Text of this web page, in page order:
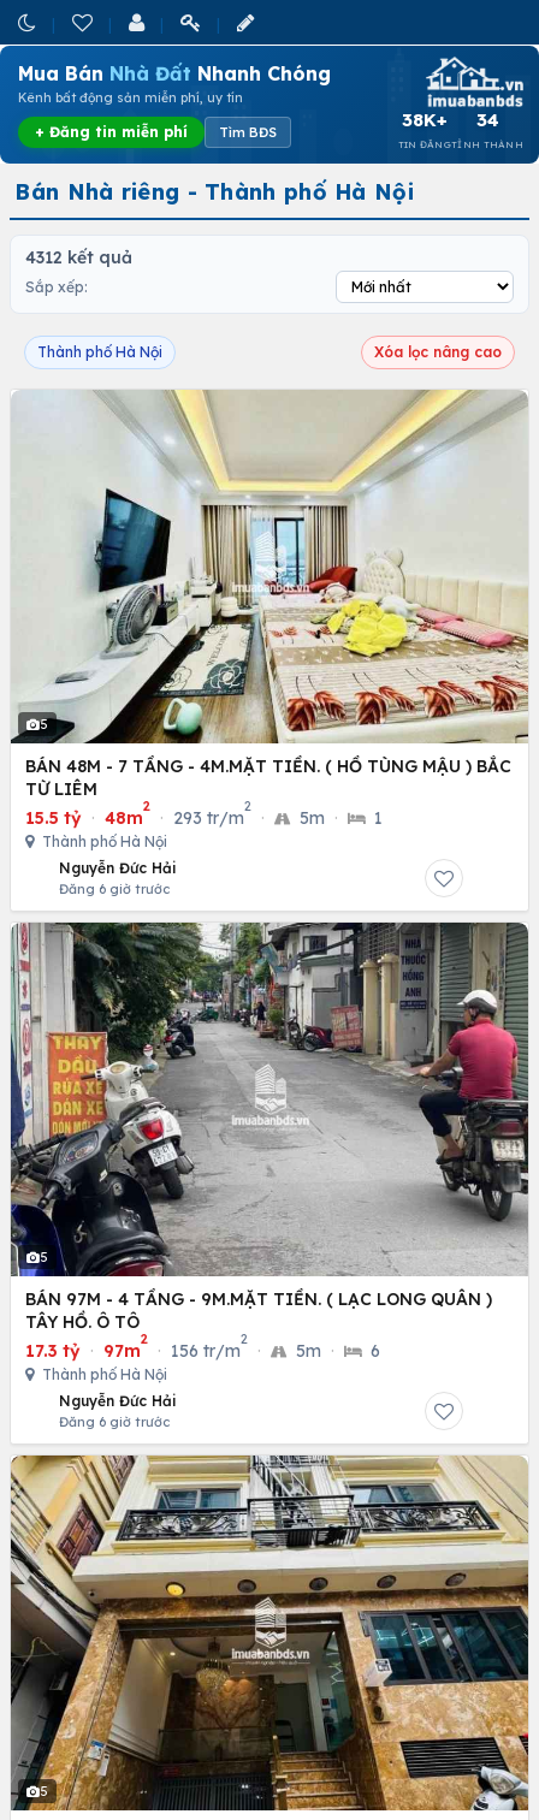
Mua Bán Nhà Đất Nhanh Chóng
Kênh bất động sản miễn phí, uy tín
+ Đăng tin miễn phí Tìm BĐS
38K+
TIN ĐĂNG
34
TỈNH THÀNH
Bán Nhà riêng - Thành phố Hà Nội
4312 kết quả
Sắp xếp:
Thành phố Hà Nội Xóa lọc nâng cao
5
BÁN 48M - 7 TẦNG - 4M.MẶT TIỀN. ( HỒ TÙNG MẬU ) BẮC
TỪ LIÊM
15.5 tỷ · 48m
2
· 293 tr/m
2
· 5m · 1
Thành phố Hà Nội
Nguyễn Đức Hải
Đăng 6 giờ trước
5
BÁN 97M - 4 TẦNG - 9M.MẶT TIỀN. ( LẠC LONG QUÂN )
TÂY HỒ. Ô TÔ
17.3 tỷ · 97m
2
· 156 tr/m
2
· 5m · 6
Thành phố Hà Nội
Nguyễn Đức Hải
Đăng 6 giờ trước
5